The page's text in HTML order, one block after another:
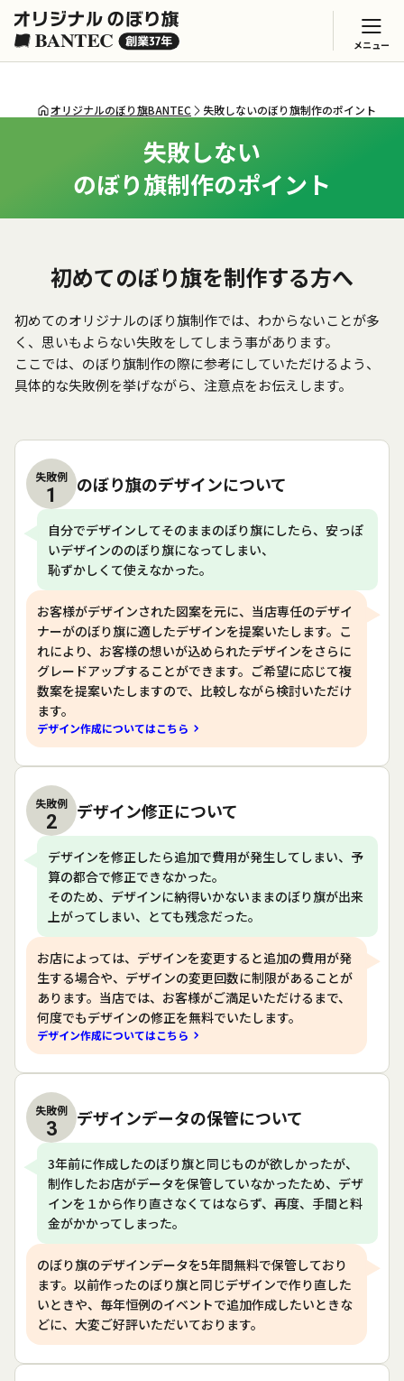
メニュー
オリジナルのぼり旗BANTEC 失敗しないのぼり旗制作のポイント
失敗しない
のぼり旗制作のポイント
初めてのぼり旗を制作する方へ
初めてのオリジナルのぼり旗制作では、わからないことが多
く、思いもよらない失敗をしてしまう事があります。
ここでは、のぼり旗制作の際に参考にしていただけるよう、
具体的な失敗例を挙げながら、注意点をお伝えします。
失敗例
1 のぼり旗のデザインについて
自分でデザインしてそのままのぼり旗にしたら、安っぽ
いデザインののぼり旗になってしまい、
恥ずかしくて使えなかった。
お客様がデザインされた図案を元に、当店専任のデザイ
ナーがのぼり旗に適したデザインを提案いたします。こ
れにより、お客様の想いが込められたデザインをさらに
グレードアップすることができます。ご希望に応じて複
数案を提案いたしますので、比較しながら検討いただけ
ます。
デザイン作成についてはこちら
失敗例
2 デザイン修正について
デザインを修正したら追加で費用が発生してしまい、予
算の都合で修正できなかった。
そのため、デザインに納得いかないままのぼり旗が出来
上がってしまい、とても残念だった。
お店によっては、デザインを変更すると追加の費用が発
生する場合や、デザインの変更回数に制限があることが
あります。当店では、お客様がご満足いただけるまで、
何度でもデザインの修正を無料でいたします。
デザイン作成についてはこちら
失敗例
3 デザインデータの保管について
3年前に作成したのぼり旗と同じものが欲しかったが、
制作したお店がデータを保管していなかったため、デザ
インを１から作り直さなくてはならず、再度、手間と料
金がかかってしまった。
のぼり旗のデザインデータを5年間無料で保管しており
ます。以前作ったのぼり旗と同じデザインで作り直した
いときや、毎年恒例のイベントで追加作成したいときな
どに、大変ご好評いただいております。